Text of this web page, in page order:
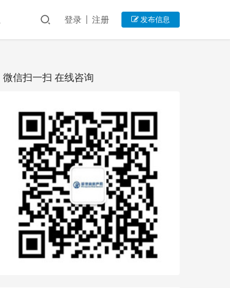
登录 注册 发布信息
微信扫一扫 在线咨询